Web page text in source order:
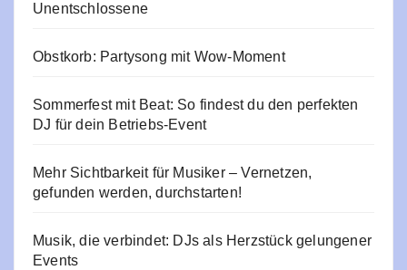
Unentschlossene
Obstkorb: Partysong mit Wow-Moment
Sommerfest mit Beat: So findest du den perfekten
DJ für dein Betriebs-Event
Mehr Sichtbarkeit für Musiker – Vernetzen,
gefunden werden, durchstarten!
Musik, die verbindet: DJs als Herzstück gelungener
Events